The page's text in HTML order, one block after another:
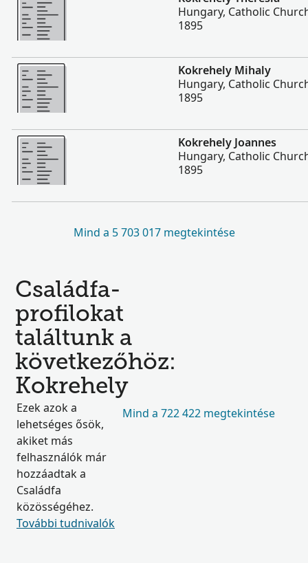
Hungary, Catholic
1895
Több
Kokrehely Mihaly
Hungary, Catholic
1895
Több
Kokrehely Joannes
Hungary, Catholic
1895
Mind a 5 703 017 megtekintése
Családfa-
profilokat
találtunk a
következőhöz:
Kokrehely
Ezek azok a
lehetséges ősök,
akiket más
felhasználók már
hozzáadtak a
Családfa
közösségéhez.
További tudnivalók
Mind a 722 422 megtekintése